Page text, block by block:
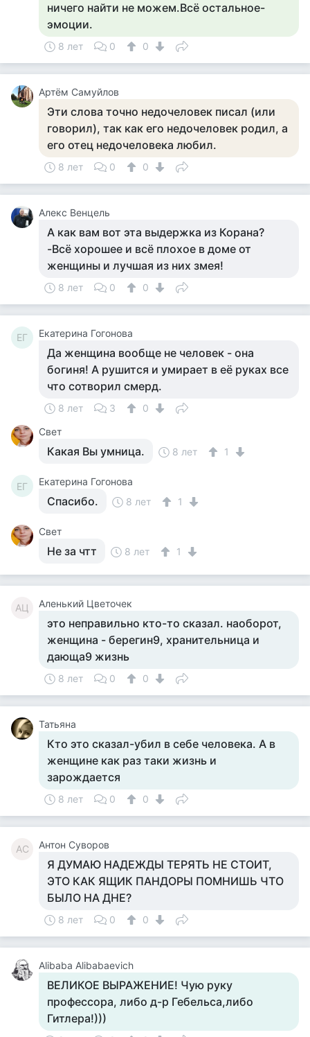
ничего найти не можем.Всё остальное-
эмоции.
8 лет 0 0
Артём Самуйлов
Эти слова точно недочеловек писал (или
говорил), так как его недочеловек родил, а
его отец недочеловека любил.
8 лет 0 0
Алекс Венцель
А как вам вот эта выдержка из Корана?
-Всё хорошее и всё плохое в доме от
женщины и лучшая из них змея!
8 лет 0 0
ЕГ Екатерина Гогонова
Да женщина вообще не человек - она
богиня! А рушится и умирает в её руках все
что сотворил смерд.
8 лет 3
0
Свет
Какая Вы умница. 8 лет 1
ЕГ Екатерина Гогонова
Спасибо. 8 лет 1
Свет
Не за чтт 8 лет 1
АЦ Аленький Цветочек
это неправильно кто-то сказал. наоборот,
женщина - берегин9, хранительница и
дающа9 жизнь
8 лет 0 0
Татьяна
Кто это сказал-убил в себе человека. А в
женщине как раз таки жизнь и
зарождается
8 лет 0 0
АС Антон Суворов
Я ДУМАЮ НАДЕЖДЫ ТЕРЯТЬ НЕ СТОИТ,
ЭТО КАК ЯЩИК ПАНДОРЫ ПОМНИШЬ ЧТО
БЫЛО НА ДНЕ?
8 лет 0 0
Alibaba Alibabaevich
ВЕЛИКОЕ ВЫРАЖЕНИЕ! Чую руку
профессора, либо д-р Гебельса,либо
Гитлера!)))